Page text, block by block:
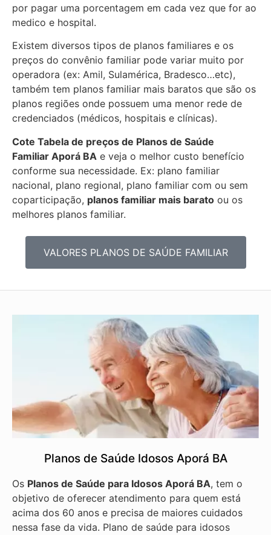
por pagar uma porcentagem em cada vez que for ao
medico e hospital.
Existem diversos tipos de planos familiares e os
preços do convênio familiar pode variar muito por
operadora (ex: Amil, Sulamérica, Bradesco…etc),
também tem planos familiar mais baratos que são os
planos regiões onde possuem uma menor rede de
credenciados (médicos, hospitais e clínicas).
Cote Tabela de preços de Planos de Saúde
Familiar Aporá BA e veja o melhor custo benefício
conforme sua necessidade. Ex: plano familiar
nacional, plano regional, plano familiar com ou sem
coparticipação, planos familiar mais barato ou os
melhores planos familiar.
VALORES PLANOS DE SAÚDE FAMILIAR
Planos de Saúde Idosos Aporá BA
Os Planos de Saúde para Idosos Aporá BA, tem o
objetivo de oferecer atendimento para quem está
acima dos 60 anos e precisa de maiores cuidados
nessa fase da vida. Plano de saúde para idosos